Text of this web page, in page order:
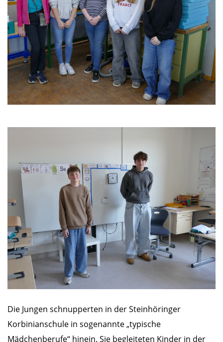
Die Jungen schnupperten in der Steinhöringer
Korbinianschule in sogenannte „typische
Mädchenberufe“ hinein. Sie begleiteten Kinder in der